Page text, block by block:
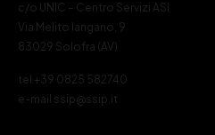
c/o UNIC – Centro Servizi ASI
Via Melito Iangano, 9
83029 Solofra (AV)
tel +39 0825 582740
e-mail ssip@ssip.it